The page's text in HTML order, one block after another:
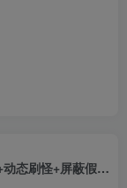
【一键安装】特色传奇中变版本海贼王新纪元+动态刷怪+屏蔽假人+独家定制+GOM精修+详细教程